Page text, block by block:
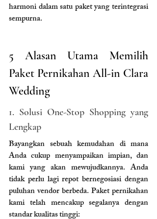
harmoni dalam satu paket yang terintegrasi
sempurna.
5 Alasan Utama Memilih
Paket Pernikahan All-in Clara
Wedding
1. Solusi One-Stop Shopping yang
Lengkap
Bayangkan sebuah kemudahan di mana
Anda cukup menyampaikan impian, dan
kami yang akan mewujudkannya. Anda
tidak perlu lagi repot bernegosiasi dengan
puluhan vendor berbeda. Paket pernikahan
kami telah mencakup segalanya dengan
standar kualitas tinggi: